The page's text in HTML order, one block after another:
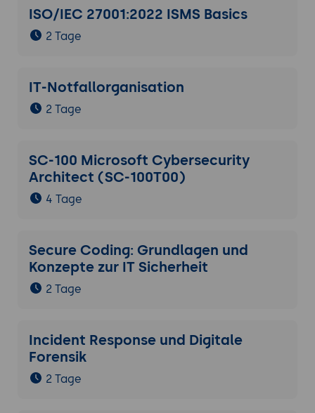
ISO/IEC 27001:2022 ISMS Basics
2 Tage
IT-Notfallorganisation
2 Tage
SC-100 Microsoft Cybersecurity
Architect (SC-100T00)
4 Tage
Secure Coding: Grundlagen und
Konzepte zur IT Sicherheit
2 Tage
Incident Response und Digitale
Forensik
2 Tage